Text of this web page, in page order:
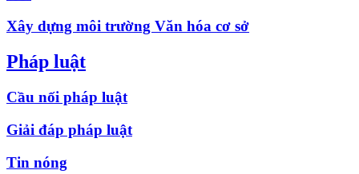
Xây dựng môi trường Văn hóa cơ sở
Pháp luật
Cầu nối pháp luật
Giải đáp pháp luật
Tin nóng